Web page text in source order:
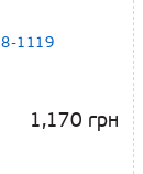
1119
1,170 грн